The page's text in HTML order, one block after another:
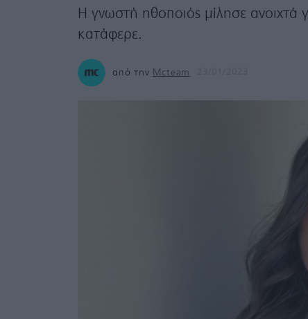
Η γνωστή ηθοποιός μίλησε
κατάφερε.
από την Mcteam